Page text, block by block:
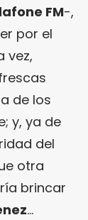
FM-,
por el
vez,
de los
y, ya de
del
otra
brincar
…